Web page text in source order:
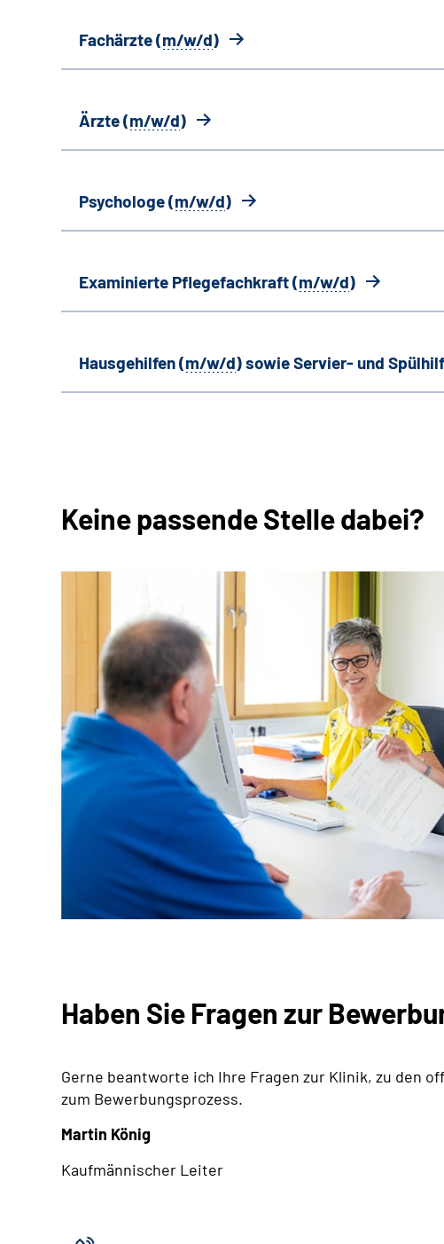
Fachärzte (m/w/d)
Ärzte (m/w/d)
Psychologe (m/w/d)
Examinierte Pflegefachkraft (m/w/d)
Hausgehilfen (m/w/d) sowie Servier- und
Keine passende Stelle dabei?
Haben Sie Fragen zur
Gerne beantworte ich Ihre Fragen zur Klinik, zu den
zum Bewerbungsprozess.
Martin König
Kaufmännischer Leiter